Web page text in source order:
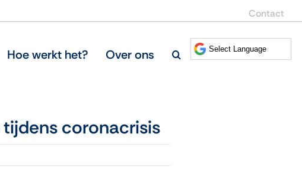
Contact
Hoe werkt het? Over ons
coronacrisis